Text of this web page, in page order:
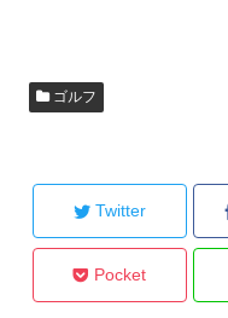
ゴルフ
Twitter
Pocket